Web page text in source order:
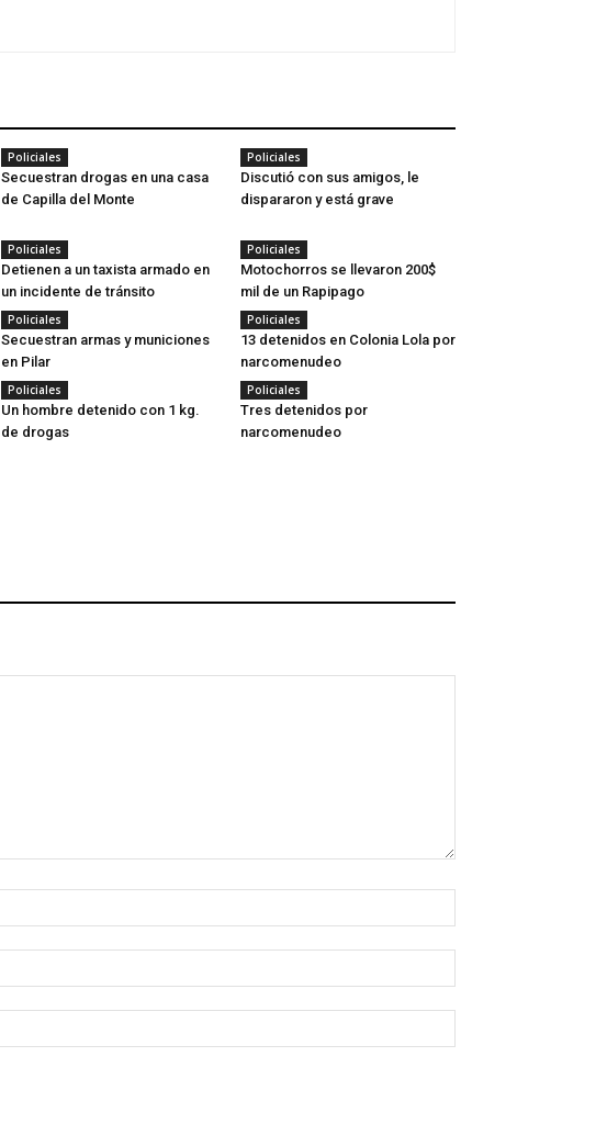
Policiales
Secuestran drogas en una casa
de Capilla del Monte
Policiales
Discutió con sus amigos, le
dispararon y está grave
Policiales
Detienen a un taxista armado en
un incidente de tránsito
Policiales
Motochorros se llevaron 200$
mil de un Rapipago
Policiales
Secuestran armas y municiones
en Pilar
Policiales
13 detenidos en Colonia Lola por
narcomenudeo
Policiales
Un hombre detenido con 1 kg.
de drogas
Policiales
Tres detenidos por
narcomenudeo